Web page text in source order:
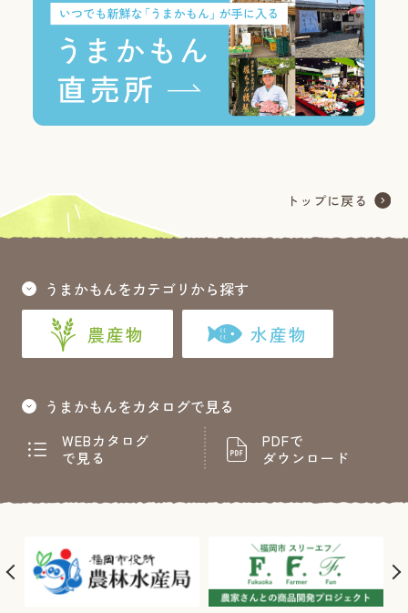
うまかもんをカテゴリから探す
農産物 水産物
うまかもんをカタログで見る
WEBカタログ
で見る
PDFで
ダウンロード